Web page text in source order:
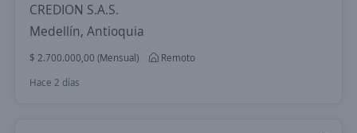
CREDION S.A.S.
Medellín, Antioquia
$ 2.700.000,00 (Mensual)
Remoto
Hace 2 días